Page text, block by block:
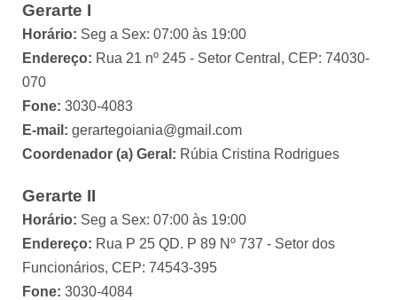
Gerarte I
Horário: Seg a Sex: 07:00 às 19:00
Endereço: Rua 21 nº 245 - Setor Central, CEP: 74030-
070
Fone: 3030-4083
E-mail: gerartegoiania@gmail.com
Coordenador (a) Geral: Rúbia Cristina Rodrigues
Gerarte II
Horário: Seg a Sex: 07:00 às 19:00
Endereço: Rua P 25 QD. P 89 Nº 737 - Setor dos
Funcionários, CEP: 74543-395
Fone: 3030-4084